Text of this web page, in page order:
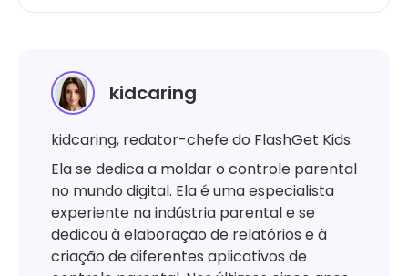
kidcaring
kidcaring, redator-chefe do FlashGet Kids.
Ela se dedica a moldar o controle parental
no mundo digital. Ela é uma especialista
experiente na indústria parental e se
dedicou à elaboração de relatórios e à
criação de diferentes aplicativos de